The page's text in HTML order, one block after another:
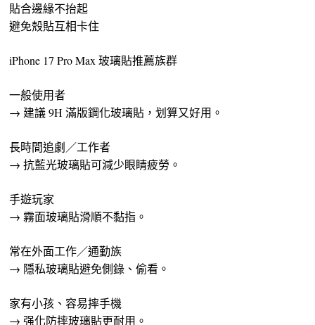
貼合邊緣不抬起
避免殼貼互相卡住
iPhone 17 Pro Max 玻璃貼推薦族群
一般使用者
→ 建議 9H 滿版鋼化玻璃貼，划算又好用。
長時間追劇／工作者
→ 抗藍光玻璃貼可減少眼睛疲勞。
手遊玩家
→ 霧面玻璃貼滑順不黏指。
常在外面工作／通勤族
→ 隱私玻璃貼避免側錄、偷看。
家有小孩、容易摔手機
→ 强化防摔玻璃貼更耐用。